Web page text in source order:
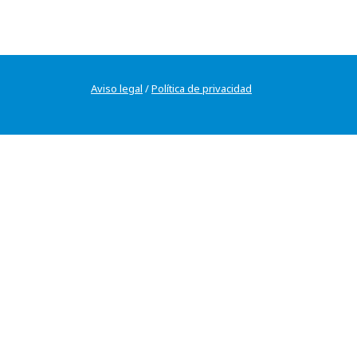
Aviso legal /Política de privacidad